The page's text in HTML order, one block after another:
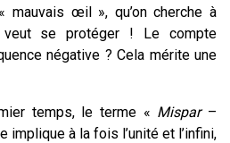
mauvais œil », qu’on cherche à
se protéger ! Le compte
négative ? Cela mérite une
temps, le terme « Mispar–